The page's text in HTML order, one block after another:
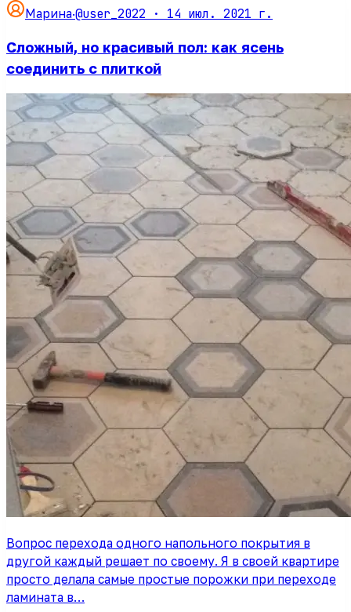
Марина·@user_2022 · 14 июл. 2021 г.
Сложный, но красивый пол: как ясень
соединить с плиткой
Вопрос перехода одного напольного покрытия в
другой каждый решает по своему. Я в своей квартире
просто делала самые простые порожки при переходе
ламината в…